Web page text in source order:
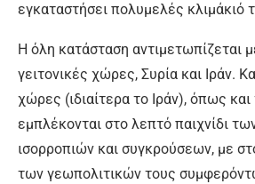
εγκαταστήσει πολυμελές κλιμάκιό
Η όλη κατάσταση αντιμετωπίζεται
γειτονικές χώρες, Συρία και Ιράν.
χώρες (ιδιαίτερα το Ιράν), όπως και
εμπλέκονται στο λεπτό παιχνίδι
ισορροπιών και συγκρούσεων, με
των γεωπολιτικών τους